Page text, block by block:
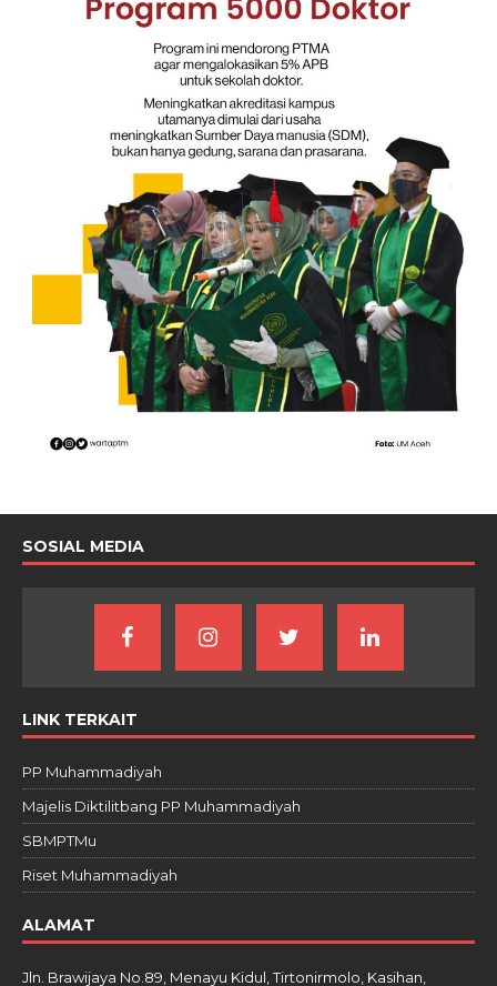
SOSIAL MEDIA
LINK TERKAIT
PP Muhammadiyah
Majelis Diktilitbang PP Muhammadiyah
SBMPTMu
Riset Muhammadiyah
ALAMAT
Jln. Brawijaya No.89, Menayu Kidul, Tirtonirmolo, Kasihan,